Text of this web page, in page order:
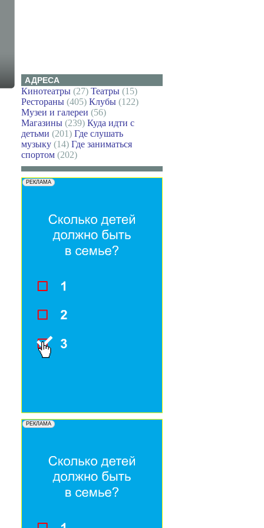
АДРЕСА
Кинотеатры(27) Театры(15)
Рестораны(405) Клубы(122)
Музеи и галереи (56)
Магазины(239) Куда идти с
детьми (201) Где слушать
музыку(14) Где заниматься
спортом(202)